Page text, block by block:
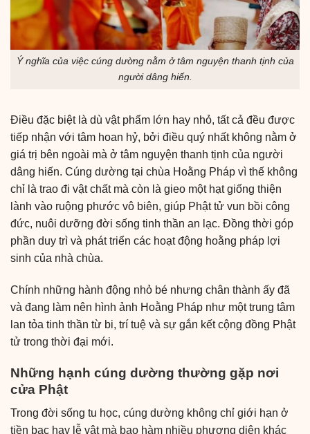
Ý nghĩa của việc cúng dường nằm ở tâm nguyện thanh tịnh của
người dâng hiến.
Điều đặc biệt là dù vật phẩm lớn hay nhỏ, tất cả đều được
tiếp nhận với tâm hoan hỷ, bởi điều quý nhất không nằm ở
giá trị bên ngoài mà ở tâm nguyện thanh tịnh của người
dâng hiến. Cúng dường tại chùa Hoằng Pháp vì thế không
chỉ là trao đi vật chất mà còn là gieo một hạt giống thiện
lành vào ruộng phước vô biên, giúp Phật tử vun bồi công
đức, nuôi dưỡng đời sống tinh thần an lạc. Đồng thời góp
phần duy trì và phát triển các hoạt động hoằng pháp lợi
sinh của nhà chùa.
Chính những hành động nhỏ bé nhưng chân thành ấy đã
và đang làm nên hình ảnh Hoằng Pháp như một trung tâm
lan tỏa tinh thần từ bi, trí tuệ và sự gắn kết cộng đồng Phật
tử trong thời đại mới.
Những hạnh cúng dường thường gặp nơi
cửa Phật
Trong đời sống tu học, cúng dường không chỉ giới hạn ở
tiền bạc hay lễ vật mà bao hàm nhiều phương diện khác